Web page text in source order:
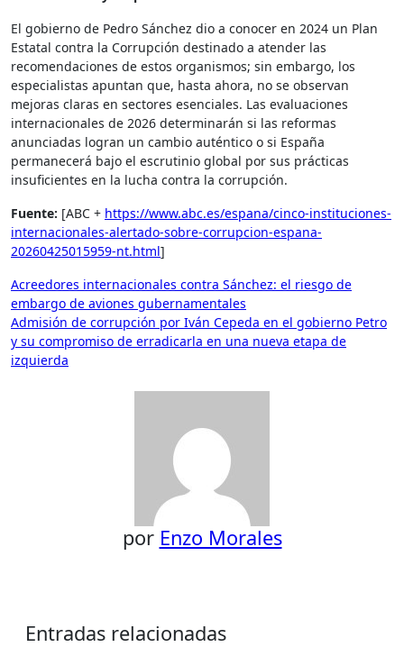
El gobierno de Pedro Sánchez dio a conocer en 2024 un Plan
Estatal contra la Corrupción destinado a atender las
recomendaciones de estos organismos; sin embargo, los
especialistas apuntan que, hasta ahora, no se observan
mejoras claras en sectores esenciales. Las evaluaciones
internacionales de 2026 determinarán si las reformas
anunciadas logran un cambio auténtico o si España
permanecerá bajo el escrutinio global por sus prácticas
insuficientes en la lucha contra la corrupción.
Fuente: [ABC + https://www.abc.es/espana/cinco-instituciones-
internacionales-alertado-sobre-corrupcion-espana-
20260425015959-nt.html]
Navegación
de
entradas
Acreedores internacionales contra Sánchez: el riesgo de
embargo de aviones gubernamentales
Admisión de corrupción por Iván Cepeda en el gobierno Petro
y su compromiso de erradicarla en una nueva etapa de
izquierda
por Enzo Morales
Entradas relacionadas